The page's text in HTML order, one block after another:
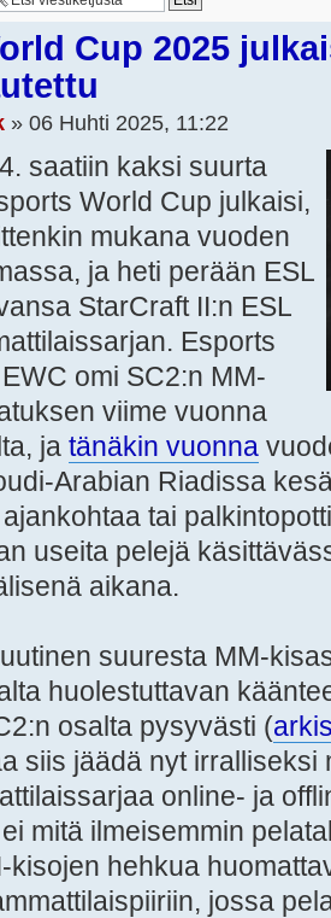
Cup 2025
» 06 Huhti 2025, 11:22
saatiin kaksi suurta
World Cup julkaisi,
mukana vuoden
ja heti perään ESL
StarCraft II:n ESL
Esports
omi SC2:n MM-
viime vuonna
ja tänäkin vuonna
Arabian Riadissa
tai
useita pelejä
aikana.
suuresta MM-
huolestuttavan
osalta pysyvästi (
siis jäädä nyt irralliseksi
online- ja
mitä ilmeisemmin
kisojen hehkua
jossa